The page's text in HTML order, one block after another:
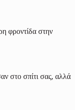
φροντίδα στην
στο σπίτι σας, αλλά